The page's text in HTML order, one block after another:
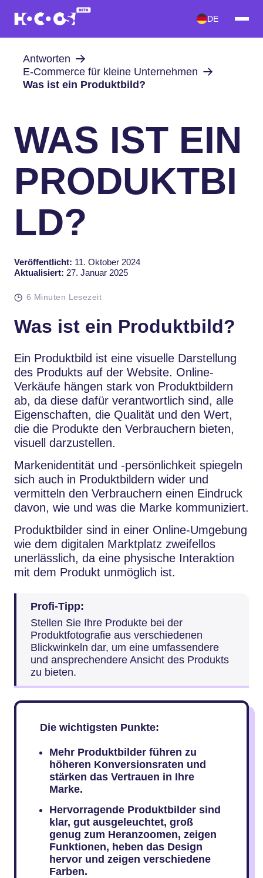
DE
Antworten
E-Commerce für kleine Unternehmen
Was ist ein Produktbild?
WAS IST EIN
PRODUKTBI
LD?
Veröffentlicht: 11. Oktober 2024
Aktualisiert: 27. Januar 2025
6 Minuten Lesezeit
Was ist ein Produktbild?
Ein Produktbild ist eine visuelle Darstellung
des Produkts auf der Website. Online-
Verkäufe hängen stark von Produktbildern
ab, da diese dafür verantwortlich sind, alle
Eigenschaften, die Qualität und den Wert,
die die Produkte den Verbrauchern bieten,
visuell darzustellen.
Markenidentität und -persönlichkeit spiegeln
sich auch in Produktbildern wider und
vermitteln den Verbrauchern einen Eindruck
davon, wie und was die Marke kommuniziert.
Produktbilder sind in einer Online-Umgebung
wie dem digitalen Marktplatz zweifellos
unerlässlich, da eine physische Interaktion
mit dem Produkt unmöglich ist.
Profi-Tipp:
Stellen Sie Ihre Produkte bei der
Produktfotografie aus verschiedenen
Blickwinkeln dar, um eine umfassendere
und ansprechendere Ansicht des Produkts
zu bieten.
Die wichtigsten Punkte:
Mehr Produktbilder führen zu
höheren Konversionsraten und
stärken das Vertrauen in Ihre
Marke.
Hervorragende Produktbilder sind
klar, gut ausgeleuchtet, groß
genug zum Heranzoomen, zeigen
Funktionen, heben das Design
hervor und zeigen verschiedene
Farben.